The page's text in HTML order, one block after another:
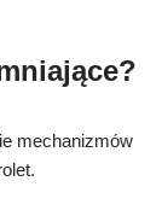
mechanizmów